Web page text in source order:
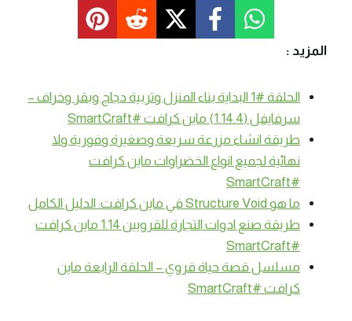
المزيد :
الحلقة #1 البداية بناء المنزل وتربية دجاج وبقر وخراف –
سرفايفل (1.14.4) ماين كرافت #SmartCraft
طريقة انشاء مزرعة سريعة وصغيرة وفورية ولا
نهائية لجميع انواع الخضراوات ماين كرافت
#SmartCraft
ما هو Structure Void في ماين كرافت: الدليل الكامل
طريقة صنع ادوات التجارة للقرويين 1.14 ماين كرافت
#SmartCraft
مسلسل قصة حياة قروي – الحلقة الرابعة ماين
كرافت #SmartCraft